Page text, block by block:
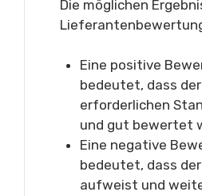
Die möglichen
Eine positive
bedeutet, dass
erforderlichen
und gut bewertet
Eine negative
bedeutet, dass
aufweist und